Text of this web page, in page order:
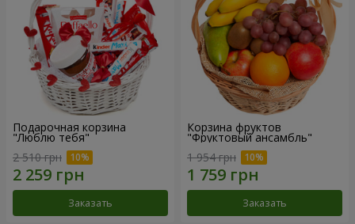
Подарочная корзина
"Люблю тебя"
2 510 грн
Заказать
Корзина фруктов
"Фруктовый ансамбль"
1 954 грн
Заказать